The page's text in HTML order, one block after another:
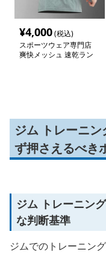
¥4,000(税込)
スポーツウェア専門店
爽快メッシュ 速乾ラン
ジム トレーニ
ず押さえるべき
ジム トレーニン
な判断基準
ジムでのトレーニン